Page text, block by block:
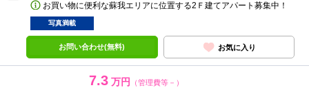
お買い物に便利な蘇我エリアに位置する2Ｆ建てアパート募集中！
写真満載
お問い合わせ(無料) お気に入り
7.3 万円 （管理費等－）